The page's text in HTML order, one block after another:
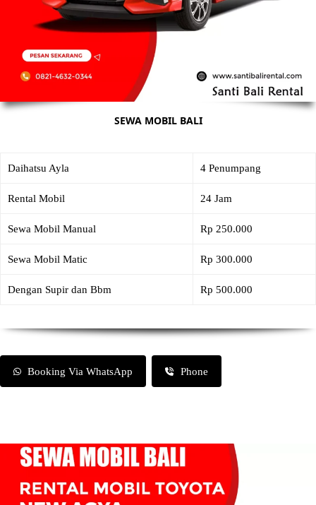
SEWA MOBIL BALI
Daihatsu Ayla 4 Penumpang
Rental Mobil 24 Jam
Sewa Mobil Manual Rp 250.000
Sewa Mobil Matic Rp 300.000
Dengan Supir dan Bbm Rp 500.000
Booking Via WhatsApp Phone